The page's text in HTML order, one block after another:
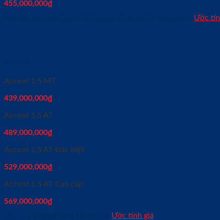
455,000,000₫
Ước
Accent 1.5 MT
439,000,000₫
Accent 1.5 AT
489,000,000₫
Accent 1.5 AT Đặc biệt
529,000,000₫
Accent 1.5 AT Cao cấp
569,000,000₫
Ước tính giá